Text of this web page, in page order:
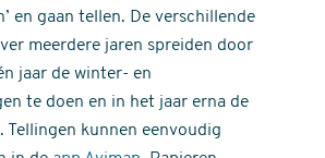
en gaan tellen. De verschillende
meerdere jaren spreiden door
jaar de winter- en
te doen en in het jaar erna de
Tellingen kunnen eenvoudig